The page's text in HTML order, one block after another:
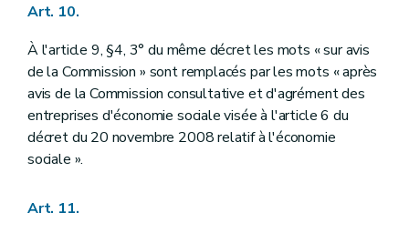
Art. 10.
À l'article 9, §4, 3° du même décret les mots « sur avis
de la Commission » sont remplacés par les mots « après
avis de la Commission consultative et d'agrément des
entreprises d'économie sociale visée à l'article 6 du
décret du 20 novembre 2008 relatif à l'économie
sociale ».
Art. 11.